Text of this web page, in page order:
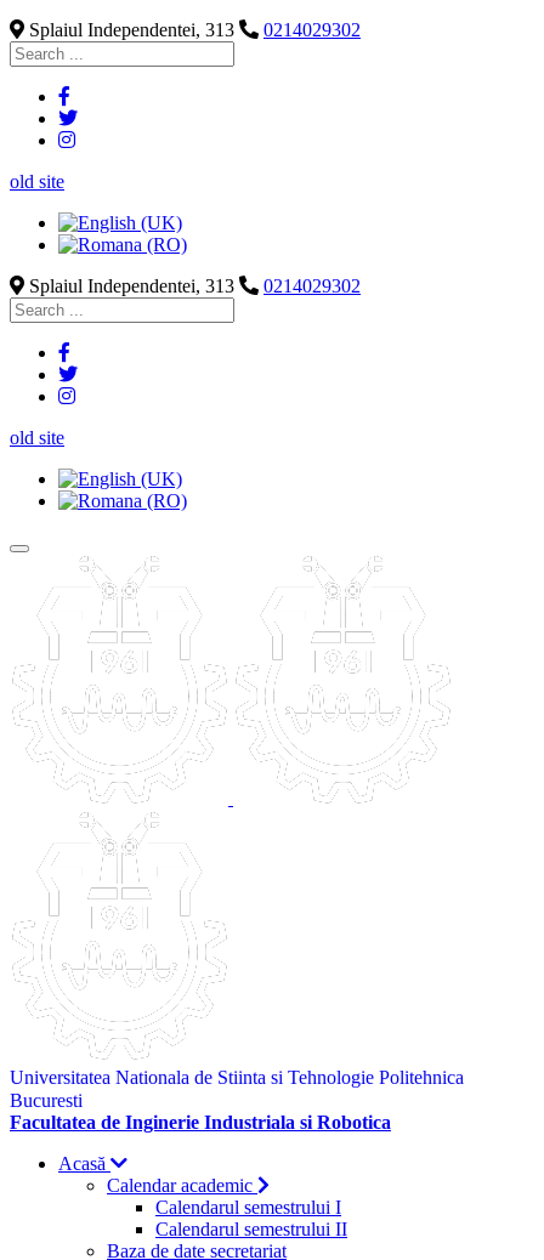
Splaiul Independentei, 313
0214029302
old site
Splaiul Independentei, 313 0214029302
old site
Universitatea Nationala de Stiinta si Tehnologie Politehnica
Bucuresti
Facultatea de Inginerie Industriala si Robotica
Acasă
Calendar academic
Calendarul semestrului I
Calendarul semestrului II
Baza de date secretariat